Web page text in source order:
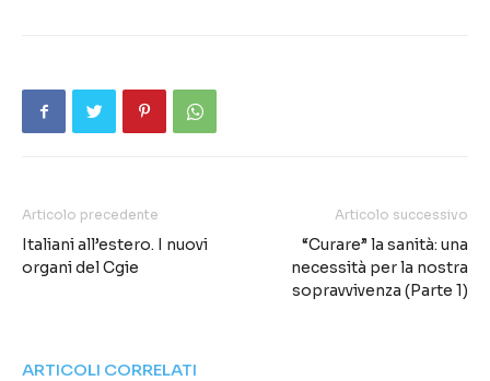
Articolo precedente
Italiani all’estero. I nuovi
organi del Cgie
Articolo successivo
“Curare” la sanità: una
necessità per la nostra
sopravvivenza (Parte 1)
ARTICOLI CORRELATI